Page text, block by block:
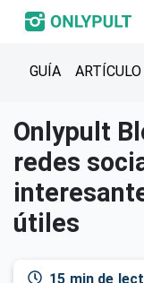
GUÍA ARTÍCULO
Onlypult
redes
útiles
15 min de